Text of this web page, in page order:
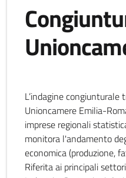
L’indagine
Unioncamere Emilia-
imprese regionali
monitora l'andamento
economica (produzione,
Riferita ai principali